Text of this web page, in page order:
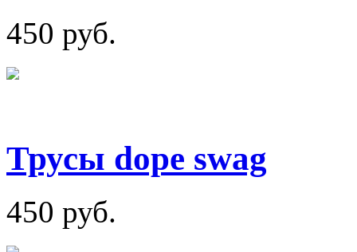
450 руб.
Трусы dope swag
450 руб.